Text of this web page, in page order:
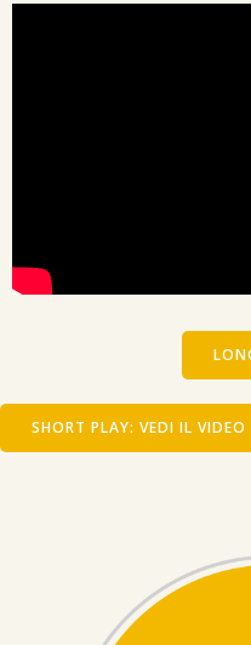
SHORT PLAY: VEDI IL VIDEO